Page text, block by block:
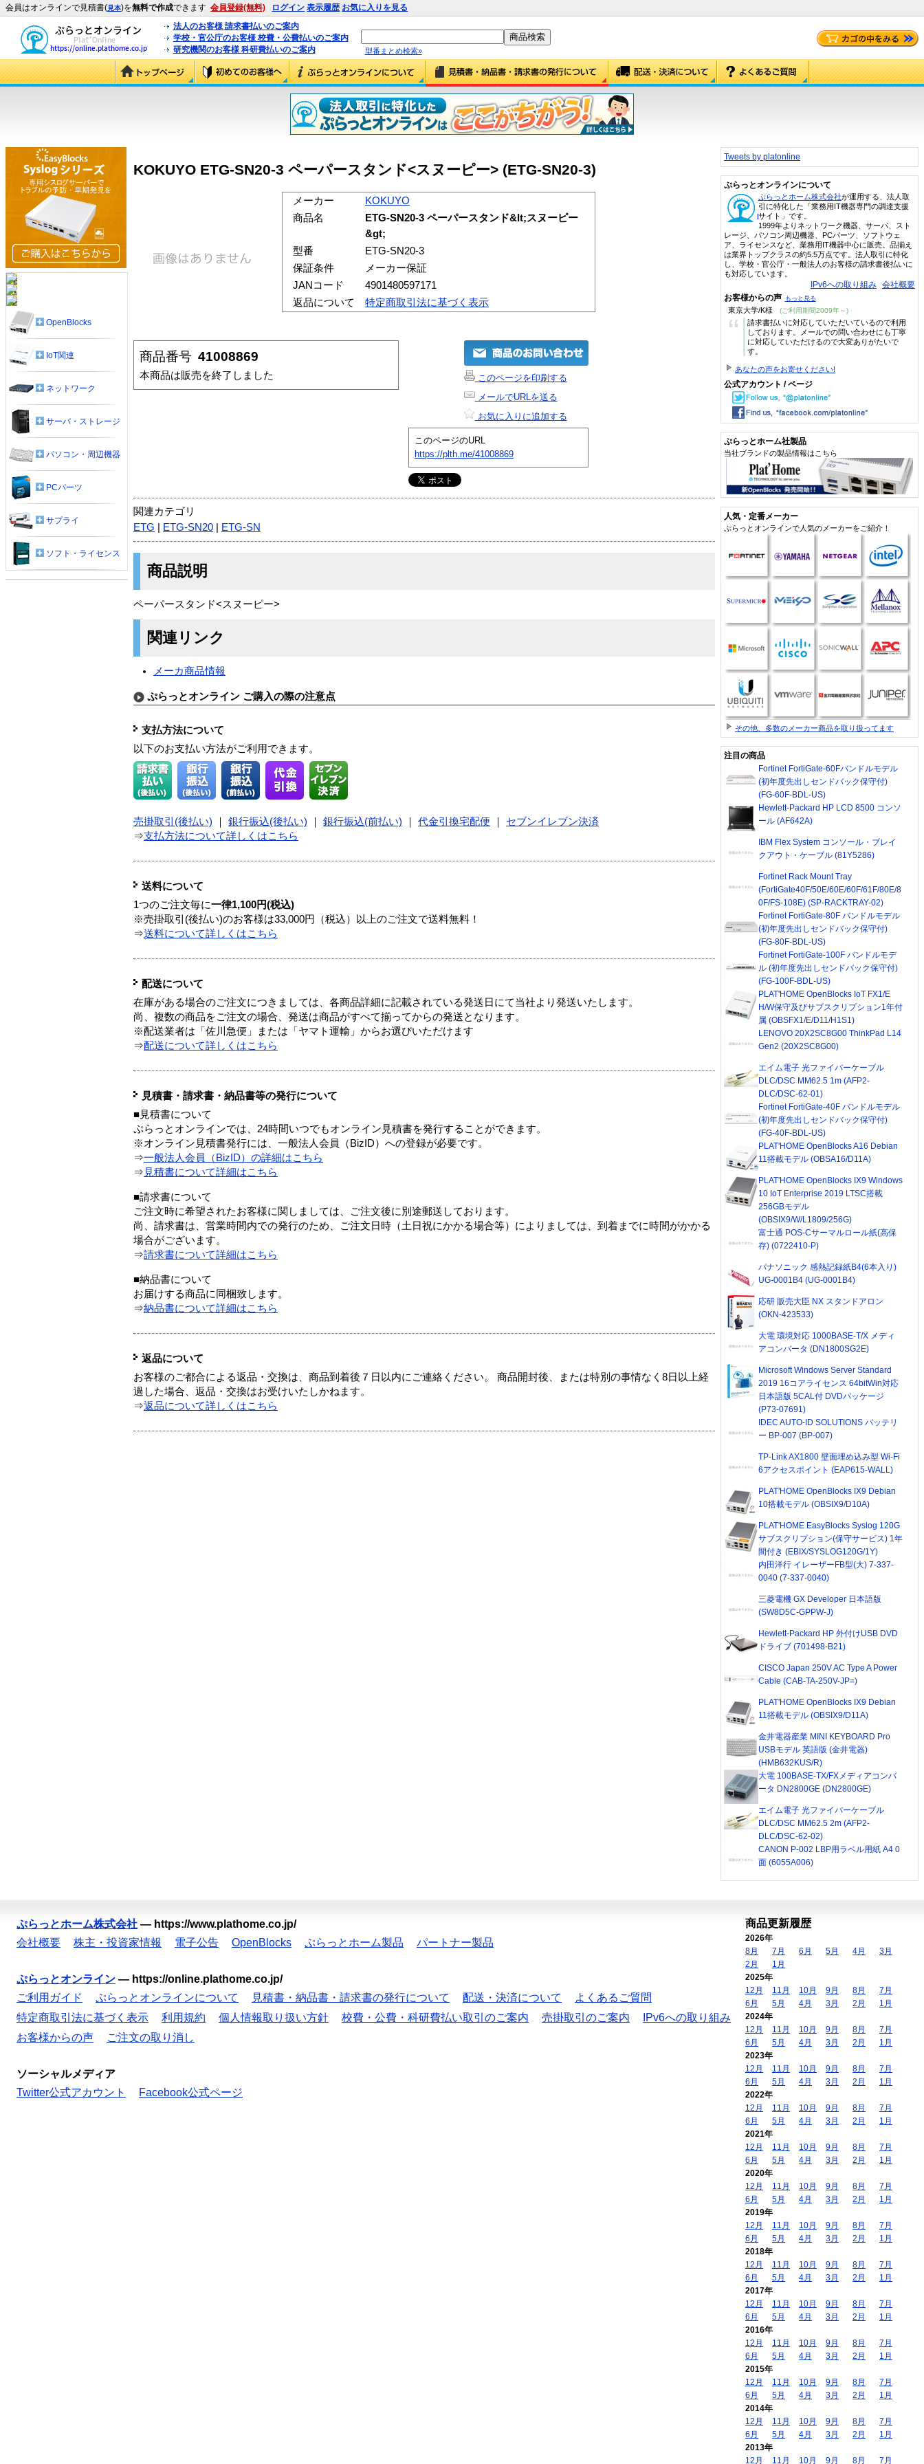
会員はオンラインで見積書(見本)を無料で作成できます 会員登録(無料) ログイン 表示履歴 お気に入りを見る
法人のお客様 請求書払いのご案内
学校・官公庁のお客様 校費・公費払いのご案内
研究機関のお客様 科研費払いのご案内
型番まとめ検索»
KOKUYO ETG-SN20-3 ペーパースタンド<スヌーピー> (ETG-SN20-3)
メーカー
KOKUYO
商品名
ETG-SN20-3 ペーパースタンド&lt;スヌーピー
&gt;
型番
ETG-SN20-3
保証条件
メーカー保証
JANコード
4901480597171
返品について
特定商取引法に基づく表示
商品番号 41008869
本商品は販売を終了しました
このページを印刷する
メールでURLを送る
お気に入りに追加する
このページのURL
https://plth.me/41008869
関連カテゴリ
ETG
ETG-SN20 ETG-SN
商品説明
ペーパースタンド<スヌーピー>
関連リンク
メーカ商品情報
ぷらっとオンライン ご購入の際の注意点
支払方法について
以下のお支払い方法がご利用できます。
売掛取引(後払い) 銀行振込(後払い) 銀行振込(前払い) 代金引換宅配便
セブンイレブン決済
⇒支払方法について詳しくはこちら
送料について
1つのご注文毎に一律1,100円(税込)
※売掛取引(後払い)のお客様は33,000円（税込）以上のご注文で送料無料！
⇒送料について詳しくはこちら
配送について
在庫がある場合のご注文につきましては、各商品詳細に記載されている発送日にて当社より発送いたします。
尚、複数の商品をご注文の場合、発送は商品がすべて揃ってからの発送となります。
※配送業者は「佐川急便」または「ヤマト運輸」からお選びいただけます
⇒配送について詳しくはこちら
見積書・請求書・納品書等の発行について
■見積書について
ぷらっとオンラインでは、24時間いつでもオンライン見積書を発行することができます。
※オンライン見積書発行には、一般法人会員（BizID）への登録が必要です。
⇒一般法人会員（BizID）の詳細はこちら
⇒ 見積書について詳細はこちら
■請求書について
ご注文時に希望されたお客様に関しましては、ご注文後に別途郵送しております。
尚、請求書は、営業時間内での発行のため、ご注文日時（土日祝にかかる場合等）によりましては、到着までに時間がかかる
場合がございます。
⇒請求書について詳細はこちら
■納品書について
お届けする商品に同梱致します。
⇒納品書について詳細はこちら
返品について
お客様のご都合による返品・交換は、商品到着後７日以内にご連絡ください。 商品開封後、または特別の事情なく8日以上経
過した場合、返品・交換はお受けいたしかねます。
⇒返品について詳しくはこちら
OpenBlocks
IoT関連
ネットワーク
サーバ・ストレージ
パソコン・周辺機器
PCパーツ
サプライ
ソフト・ライセンス
Tweets by platonline
ぷらっとオンラインについて
ぷらっとホーム株式会社が運用する、法人取
引に特化した「業務用IT機器専門の調達支援
サイト」です。
1999年よりネットワーク機器、サーバ、スト
レージ、パソコン周辺機器、PCパーツ、ソフトウェ
ア、ライセンスなど、業務用IT機器中心に販売。品揃え
は業界トップクラスの約5.5万点です。法人取引に特化
し、学校・官公庁・一般法人のお客様の請求書後払いに
も対応しています。
IPv6への取り組み 会社概要
お客様からの声 もっと見る
東京大学/K様 (ご利用期間2009年～)
“
請求書払いに対応していただいているので利用
しております。メールでの問い合わせにも丁寧
に対応していただけるので大変ありがたいで
す。
あなたの声をお寄せください!
公式アカウント / ページ
ぷらっとホーム社製品
当社ブランドの製品情報はこちら
人気・定番メーカー
ぷらっとオンラインで人気のメーカーをご紹介！
その他、多数のメーカー商品を取り扱ってます
注目の商品
Fortinet FortiGate-60Fバンドルモデル
(初年度先出しセンドバック保守付)
(FG-60F-BDL-US)
Hewlett-Packard HP LCD 8500 コンソ
ール (AF642A)
IBM Flex System コンソール・ブレイ
クアウト・ケーブル (81Y5286)
Fortinet Rack Mount Tray
(FortiGate40F/50E/60E/60F/61F/80E/8
0F/FS-108E) (SP-RACKTRAY-02)
Fortinet FortiGate-80F バンドルモデル
(初年度先出しセンドバック保守付)
(FG-80F-BDL-US)
Fortinet FortiGate-100F バンドルモデ
ル (初年度先出しセンドバック保守付)
(FG-100F-BDL-US)
PLAT'HOME OpenBlocks IoT FX1/E
H/W保守及びサブスクリプション1年付
属 (OBSFX1/E/D11/H1S1)
LENOVO 20X2SC8G00 ThinkPad L14
Gen2 (20X2SC8G00)
エイム電子 光ファイバーケーブル
DLC/DSC MM62.5 1m (AFP2-
DLC/DSC-62-01)
Fortinet FortiGate-40F バンドルモデル
(初年度先出しセンドバック保守付)
(FG-40F-BDL-US)
PLAT'HOME OpenBlocks A16 Debian
11搭載モデル (OBSA16/D11A)
PLAT'HOME OpenBlocks IX9 Windows
10 IoT Enterprise 2019 LTSC搭載
256GBモデル
(OBSIX9/W/L1809/256G)
富士通 POS-Cサーマルロール紙(高保
存) (0722410-P)
パナソニック 感熱記録紙B4(6本入り)
UG-0001B4 (UG-0001B4)
応研 販売大臣 NX スタンドアロン
(OKN-423533)
大電 環境対応 1000BASE-T/X メディ
アコンバータ (DN1800SG2E)
Microsoft Windows Server Standard
2019 16コアライセンス 64bitWin対応
日本語版 5CAL付 DVDパッケージ
(P73-07691)
IDEC AUTO-ID SOLUTIONS バッテリ
ー BP-007 (BP-007)
TP-Link AX1800 壁面埋め込み型 Wi-Fi
6アクセスポイント (EAP615-WALL)
PLAT'HOME OpenBlocks IX9 Debian
10搭載モデル (OBSIX9/D10A)
PLAT'HOME EasyBlocks Syslog 120G
サブスクリプション(保守サービス) 1年
間付き (EBIX/SYSLOG120G/1Y)
内田洋行 イレーザーFB型(大) 7-337-
0040 (7-337-0040)
三菱電機 GX Developer 日本語版
(SW8D5C-GPPW-J)
Hewlett-Packard HP 外付けUSB DVD
ドライブ (701498-B21)
CISCO Japan 250V AC Type A Power
Cable (CAB-TA-250V-JP=)
PLAT'HOME OpenBlocks IX9 Debian
11搭載モデル (OBSIX9/D11A)
金井電器産業 MINI KEYBOARD Pro
USBモデル 英語版 (金井電器)
(HMB632KUS/R)
大電 100BASE-TX/FXメディアコンバ
ータ DN2800GE (DN2800GE)
エイム電子 光ファイバーケーブル
DLC/DSC MM62.5 2m (AFP2-
DLC/DSC-62-02)
CANON P-002 LBP用ラベル用紙 A4 0
面 (6055A006)
ぷらっとホーム株式会社 — https://www.plathome.co.jp/
会社概要
株主・投資家情報 電子公告 OpenBlocks ぷらっとホーム製品 パートナー製品
ぷらっとオンライン — https://online.plathome.co.jp/
ご利用ガイド
ぷらっとオンラインについて 見積書・納品書・請求書の発行について 配送・決済について
よくあるご質問
特定商取引法に基づく表示
利用規約 個人情報取り扱い方針 校費・公費・科研費払い取引のご案内 売掛取引のご案内
IPv6への取り組み
お客様からの声
ご注文の取り消し
ソーシャルメディア
Twitter公式アカウント
Facebook公式ページ
商品更新履歴
2026年
8月
7月 6月 5月 4月
3月
2月
1月
2025年
12月
11月 10月 9月 8月
7月
6月
5月 4月 3月 2月
1月
2024年
12月
11月 10月 9月 8月
7月
6月
5月 4月 3月 2月
1月
2023年
12月
11月 10月 9月 8月
7月
6月
5月 4月 3月 2月
1月
2022年
12月
11月 10月 9月 8月
7月
6月
5月 4月 3月 2月
1月
2021年
12月
11月 10月 9月 8月
7月
6月
5月 4月 3月 2月
1月
2020年
12月
11月 10月 9月 8月
7月
6月
5月 4月 3月 2月
1月
2019年
12月
11月 10月 9月 8月
7月
6月
5月 4月 3月 2月
1月
2018年
12月
11月 10月 9月 8月
7月
6月
5月 4月 3月 2月
1月
2017年
12月
11月 10月 9月 8月
7月
6月
5月 4月 3月 2月
1月
2016年
12月
11月 10月 9月 8月
7月
6月
5月 4月 3月 2月
1月
2015年
12月
11月 10月 9月 8月
7月
6月
5月 4月 3月 2月
1月
2014年
12月
11月 10月 9月 8月
7月
6月
5月 4月 3月 2月
1月
2013年
12月
11月 10月 9月 8月 7月